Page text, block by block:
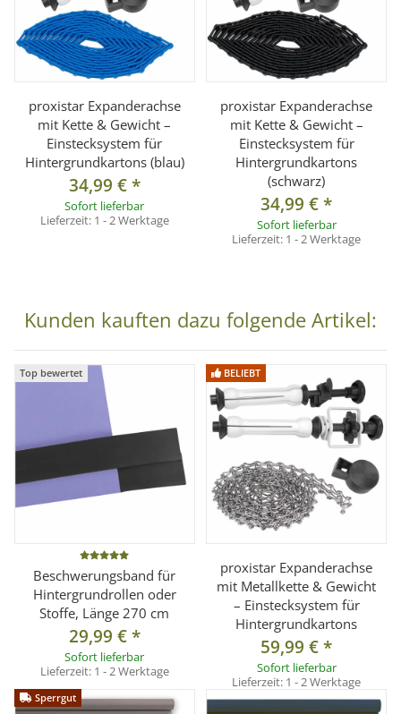
proxistar Expanderachse
mit Kette & Gewicht –
Einstecksystem für
Hintergrundkartons (blau)
34,99 €*
Sofort lieferbar
Lieferzeit: 1 - 2 Werktage
proxistar Expanderachse
mit Kette & Gewicht –
Einstecksystem für
Hintergrundkartons
(schwarz)
34,99 €*
Sofort lieferbar
Lieferzeit: 1 - 2 Werktage
Kunden kauften dazu folgende Artikel:
Top bewertet
Beschwerungsband für
Hintergrundrollen oder
Stoffe, Länge 270 cm
29,99 €*
Sofort lieferbar
Lieferzeit: 1 - 2 Werktage
BELIEBT
proxistar Expanderachse
mit Metallkette & Gewicht
– Einstecksystem für
Hintergrundkartons
59,99 €*
Sofort lieferbar
Lieferzeit: 1 - 2 Werktage
Sperrgut